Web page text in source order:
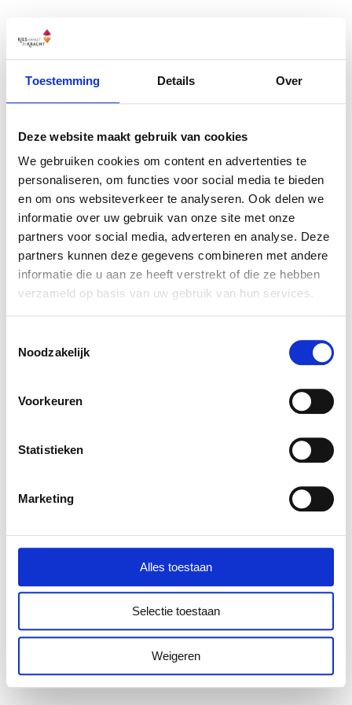
Toestemming Details Over
Deze website maakt gebruik van cookies
We gebruiken cookies om content en advertenties te
personaliseren, om functies voor social media te bieden
en om ons websiteverkeer te analyseren. Ook delen we
informatie over uw gebruik van onze site met onze
partners voor social media, adverteren en analyse. Deze
partners kunnen deze gegevens combineren met andere
informatie die u aan ze heeft verstrekt of die ze hebben
verzameld op basis van uw gebruik van hun services.
Noodzakelijk
Voorkeuren
Statistieken
Marketing
Alles toestaan
Selectie toestaan
Weigeren
content